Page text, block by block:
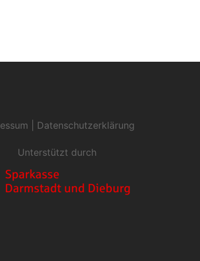
Datenschutzerklärung
Unterstützt durch